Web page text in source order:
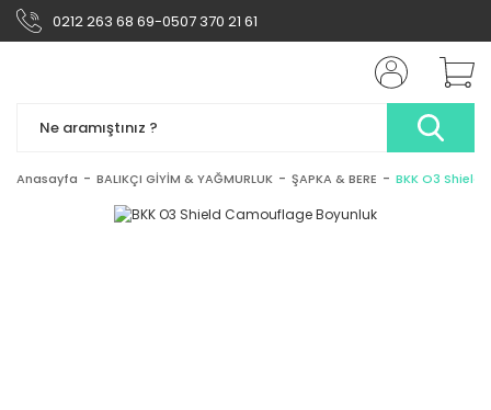
0212 263 68 69-0507 370 21 61
Anasayfa BALIKÇI GİYİM & YAĞMURLUK ŞAPKA & BERE BKK O3